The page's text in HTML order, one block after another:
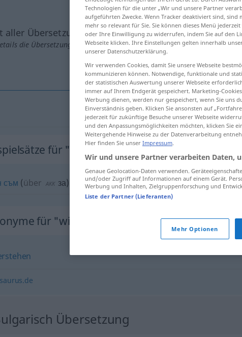
aller Übersetzungen
die Übersetzung anklicken/antippen)
wissen
für "wissen"
съм (über AKK за) Bescheid
für "wissen"
Übersetzung
Technologien für die unter „Wir und unsere Partner
aufgeführten Zwecke. Wenn Tracker deaktiviert sind,
mehr so relevant für Sie. Sie können dieses Menü
oder Ihre Einwilligung zu widerrufen, indem Sie auf den
Webseite klicken. Ihre Einstellungen gelten innerhalb
unserer Datenschutzerklärung.
Wir verwenden Cookies, damit Sie unsere Webseite
kommunizieren können. Notwendige, funktionale und
der statistischen Auswertung unserer Webseite
immer auf Ihrem Endgerät gespeichert. Marketing-
Werbung dienen, werden nur gespeichert, wenn Sie uns
Einverständnis geben. Klicken Sie ansonsten auf
jederzeit für zukünftige Besuche unserer Webseite
und den Anpassungsmöglichkeiten möchten, klicken Sie
Weitergehende Hinweise zu der Datenverarbeitung
Hier finden Sie unser Impressum.
Wir und unsere Partner verarbeiten Daten,
Genaue Geolocation-Daten verwenden.
und/oder Zugriff auf Informationen auf einem Gerät.
Werbung und Inhalten, Zielgruppenforschung und
Liste der Partner (Lieferanten)
Mehr Optionen